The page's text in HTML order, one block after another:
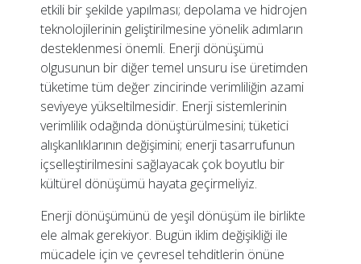
etkili bir şekilde yapılması; depolama ve hidrojen
teknolojilerinin geliştirilmesine yönelik adımların
desteklenmesi önemli. Enerji dönüşümü
olgusunun bir diğer temel unsuru ise üretimden
tüketime tüm değer zincirinde verimliliğin azami
seviyeye yükseltilmesidir. Enerji sistemlerinin
verimlilik odağında dönüştürülmesini; tüketici
alışkanlıklarının değişimini; enerji tasarrufunun
içselleştirilmesini sağlayacak çok boyutlu bir
kültürel dönüşümü hayata geçirmeliyiz.
Enerji dönüşümünü de yeşil dönüşüm ile birlikte
ele almak gerekiyor. Bugün iklim değişikliği ile
mücadele için ve çevresel tehditlerin önüne